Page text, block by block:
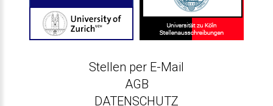
Stellen per E-Mail
AGB
DATENSCHUTZ